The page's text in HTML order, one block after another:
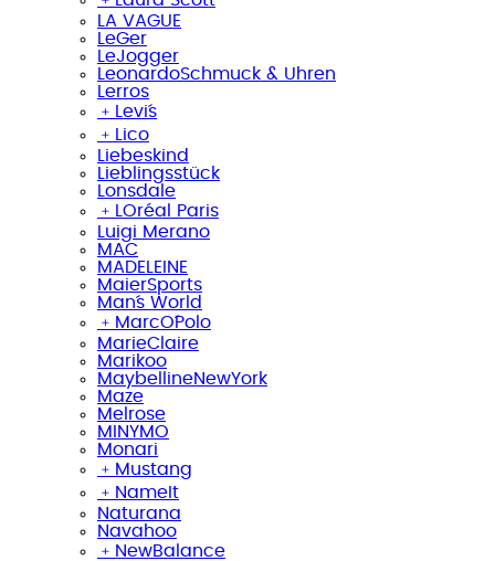
LA VAGUE
LeGer
LeJogger
LeonardoSchmuck & Uhren
Lerros
﹢
Levi´s
﹢
Lico
Liebeskind
Lieblingsstück
Lonsdale
﹢
LOréal Paris
Luigi Merano
MAC
MADELEINE
MaierSports
Man´s World
﹢ MarcO´Polo
MarieClaire
Marikoo
MaybellineNewYork
Maze
Melrose
MINYMO
Monari
﹢ Mustang
﹢ NameIt
Naturana
Navahoo
﹢ NewBalance